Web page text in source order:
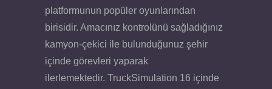
platformunun popüler oyunlarından
birisidir. Amacınız kontrolünü sağladığınız
kamyon-çekici ile bulunduğunuz şehir
içinde görevleri yaparak
ilerlemektedir. TruckSimulation 16 içinde